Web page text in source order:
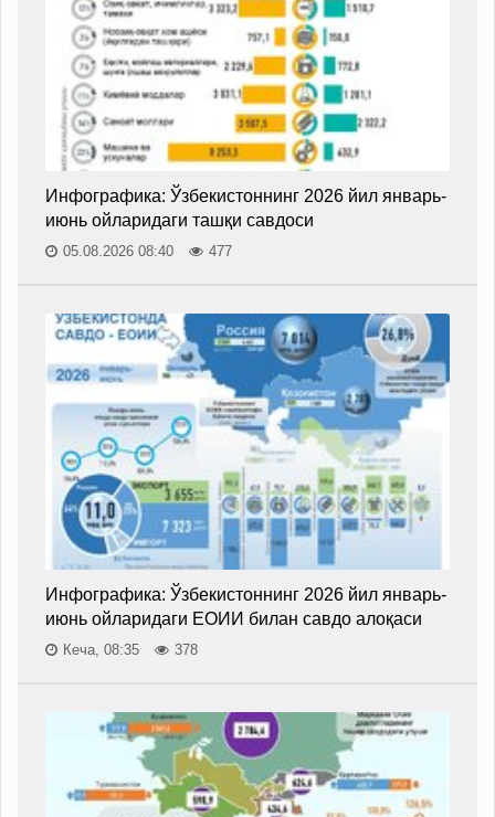
Инфографика: Ўзбекистоннинг 2026 йил январь-
июнь ойларидаги ташқи савдоси
05.08.2026 08:40 477
Инфографика: Ўзбекистоннинг 2026 йил январь-
июнь ойларидаги ЕОИИ билан савдо алоқаси
Кеча, 08:35 378